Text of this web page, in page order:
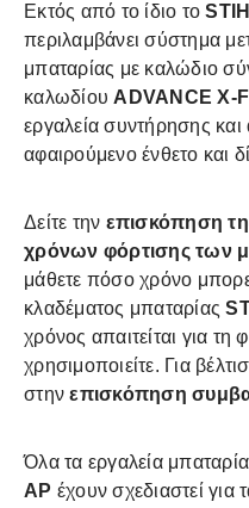
Εκτός από το ίδιο το
περιλαμβάνει σύστημα
μπαταρίας με καλώδιο
καλωδίου ADVANCE X-
εργαλεία συντήρησης και
αφαιρούμενο ένθετο και
Δείτε την επισκόπηση
χρόνων φόρτισης των
μάθετε πόσο χρόνο
κλαδέματος μπαταρίας
χρόνος απαιτείται για
χρησιμοποιείτε. Για
στην επισκόπηση
Όλα τα εργαλεία
AP έχουν σχεδιαστεί για